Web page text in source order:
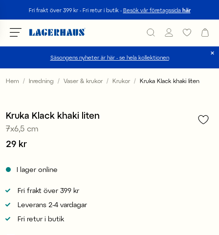
Fri frakt över 399 kr - Fri retur i butik - Besök vår företagssida här
Säsongens nyheter är här - se hela kollektionen
Välj språk / valuta
FI / EUR
Hem Inredning Vaser & krukor Krukor
Kruka Klack khaki liten
Kruka Klack khaki liten
7x6,5 cm
Pris:29 kr
29 kr
I lager online
Fri frakt över 399 kr
Leverans 2-4 vardagar
Fri retur i butik